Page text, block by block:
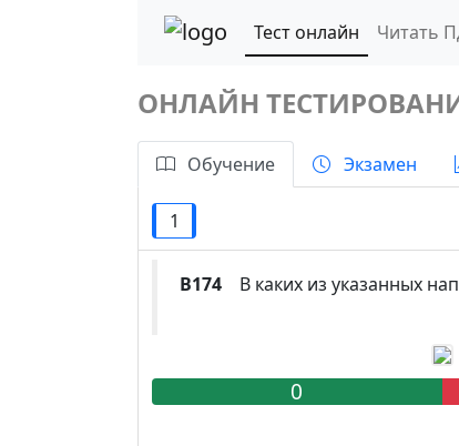
Тест онлайн Читать
ОНЛАЙН
Обучение Экзамен
1
B174 В каких из указанных
0